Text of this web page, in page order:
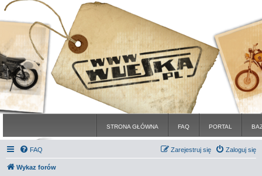
STRONA GŁÓWNA FAQ PORTAL
FAQ Zaloguj się
Zarejestruj się
Wykaz forów